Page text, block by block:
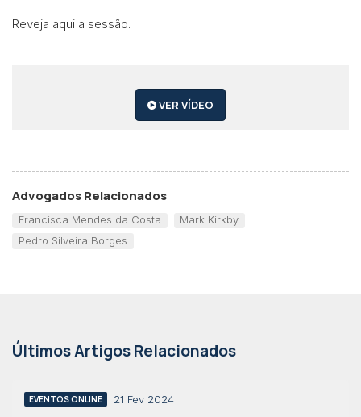
Reveja aqui a sessão.
VER VÍDEO
Advogados Relacionados
Francisca Mendes da Costa
Mark Kirkby
Pedro Silveira Borges
Últimos Artigos Relacionados
EVENTOS ONLINE 21 Fev 2024